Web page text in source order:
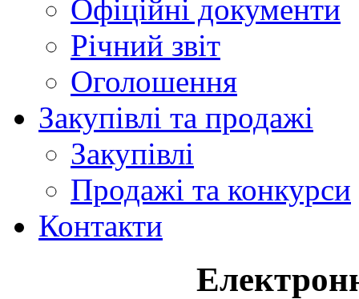
Офіційні документи
Річний звіт
Оголошення
Закупівлі та продажі
Закупівлі
Продажі та конкурси
Контакти